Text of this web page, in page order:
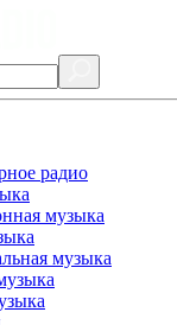
радио
музыка
музыка